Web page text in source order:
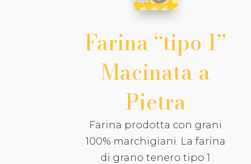
Farina “tipo 1”
Macinata a
Pietra
Farina prodotta con grani
100% marchigiani. La farina
di grano tenero tipo 1